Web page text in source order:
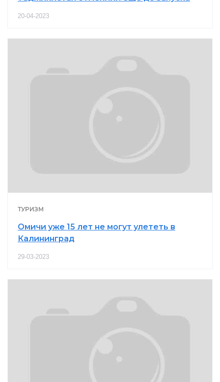
20-04-2023
ТУРИЗМ
Омичи уже 15 лет не могут улететь в
Калининград
29-03-2023